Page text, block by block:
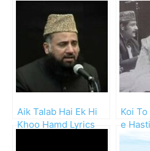
Aik Talab Hai Ek Hi
Khoo Hamd Lyrics
Koi
e
Hai